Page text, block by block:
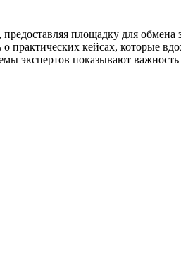
площадку для
кейсах, которые
экспертов показывают